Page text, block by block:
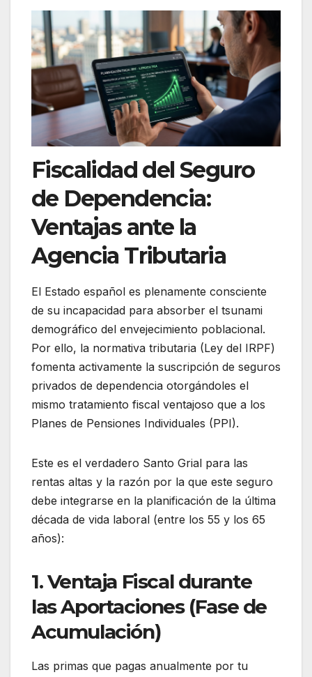
Fiscalidad del Seguro
de Dependencia:
Ventajas ante la
Agencia Tributaria
El Estado español es plenamente consciente
de su incapacidad para absorber el tsunami
demográfico del envejecimiento poblacional.
Por ello, la normativa tributaria (Ley del IRPF)
fomenta activamente la suscripción de seguros
privados de dependencia otorgándoles el
mismo tratamiento fiscal ventajoso que a los
Planes de Pensiones Individuales (PPI).
Este es el verdadero Santo Grial para las
rentas altas y la razón por la que este seguro
debe integrarse en la planificación de la última
década de vida laboral (entre los 55 y los 65
años):
1. Ventaja Fiscal durante
las Aportaciones (Fase de
Acumulación)
Las primas que pagas anualmente por tu